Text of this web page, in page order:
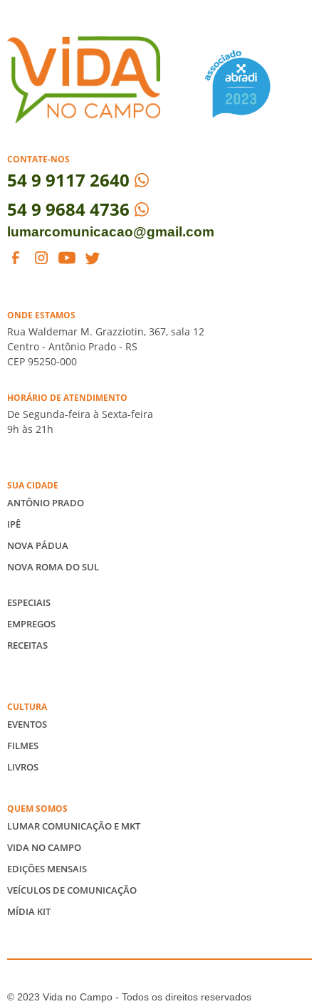
CONTATE-NOS
549 9117 2640
54 9 9684 4736
lumarcomunicacao@gmail.com
ONDE ESTAMOS
Rua Waldemar M. Grazziotin, 367, sala 12
Centro - Antônio Prado - RS
CEP 95250-000
HORÁRIO DE ATENDIMENTO
De Segunda-feira à Sexta-feira
9h às 21h
SUA CIDADE
ANTÔNIO PRADO
IPÊ
NOVA PÁDUA
NOVA ROMA DO SUL
ESPECIAIS
EMPREGOS
RECEITAS
CULTURA
EVENTOS
FILMES
LIVROS
QUEM SOMOS
LUMAR COMUNICAÇÃO E MKT
VIDA NO CAMPO
EDIÇÕES MENSAIS
VEÍCULOS DE COMUNICAÇÃO
MÍDIA KIT
© 2023 Vida no Campo - Todos os direitos reservados